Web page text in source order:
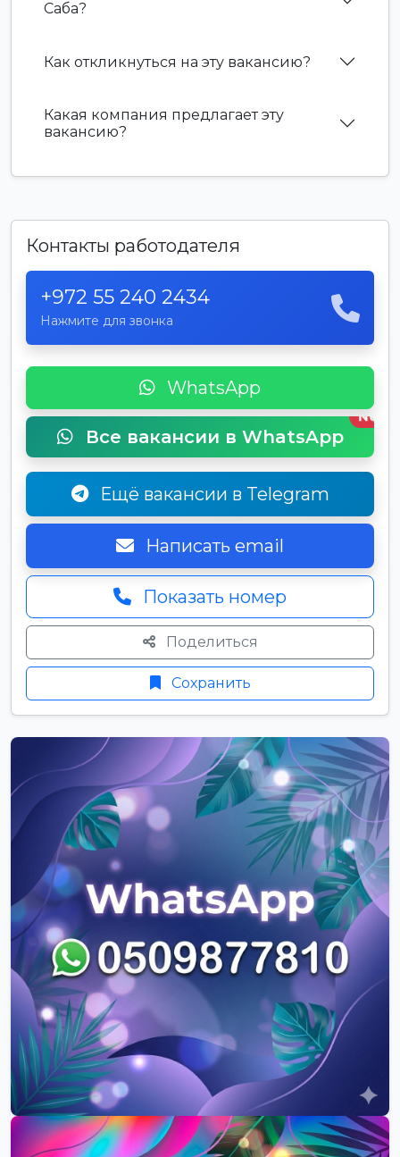
Саба?
Как откликнуться на эту вакансию?
Какая компания предлагает эту
вакансию?
Контакты работодателя
+972 55 240 2434
Нажмите для звонка
WhatsApp
Все вакансии в WhatsApp
New
Ещё вакансии в Telegram
Написать email
Показать номер
Поделиться
Сохранить